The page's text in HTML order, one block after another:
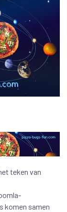
teken van
komen samen